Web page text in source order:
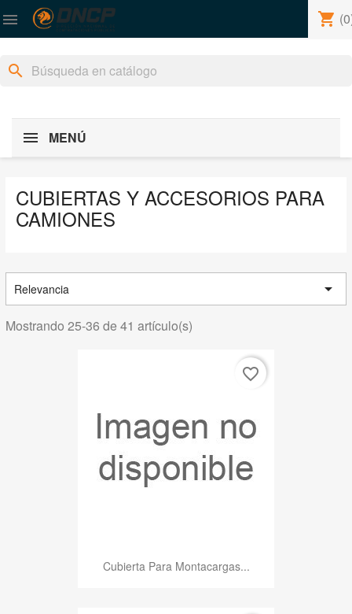
 shopping_cart
search
MENÚ
CUBIERTAS Y ACCESORIOS PARA
CAMIONES
Relevancia 
Mostrando 25-36 de 41 artículo(s)
Cubierta Para Montacargas...
favorite_border